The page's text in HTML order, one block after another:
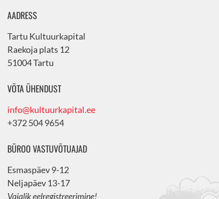
AADRESS
Tartu Kultuurkapital
Raekoja plats 12
51004 Tartu
VÕTA ÜHENDUST
info@kultuurkapital.ee
+372 504 9654
BÜROO VASTUVÕTUAJAD
Esmaspäev 9-12
Neljapäev 13-17
Vajalik eelregistreerimine!